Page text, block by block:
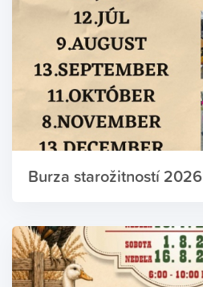
Burza starožitností 2026